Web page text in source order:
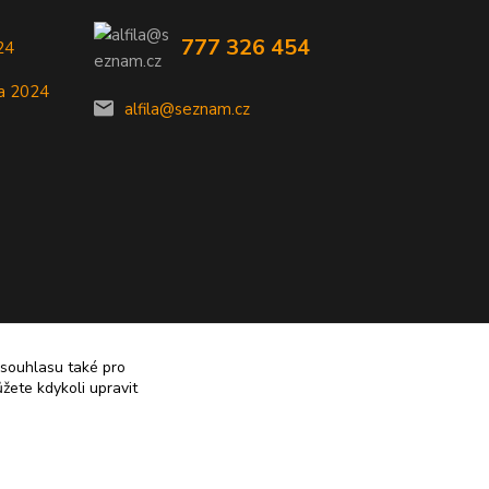
2024
777 326 454
alfila@seznam.cz
také pro
kdykoli upravit